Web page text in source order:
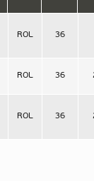
ROL 36
ROL 36
ROL 36